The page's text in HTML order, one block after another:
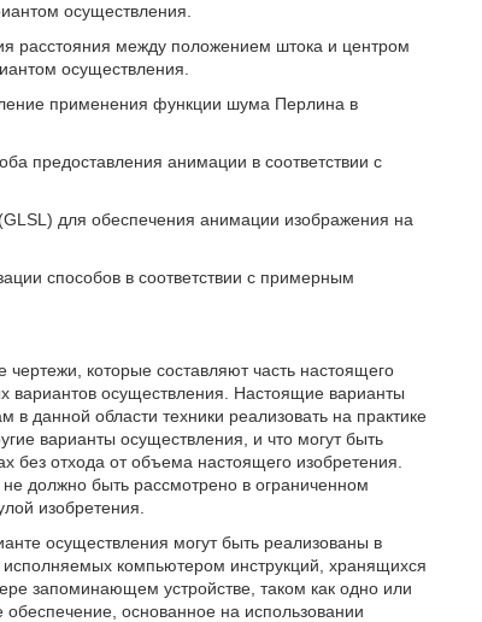
осуществления.
расстояния между положением штока и центром
осуществления.
применения функции шума Перлина в
предоставления анимации в соответствии с
для обеспечения анимации изображения на
способов в соответствии с примерным
которые составляют часть настоящего
вариантов осуществления. Настоящие варианты
данной области техники реализовать на практике
варианты осуществления, и что могут быть
без отхода от объема настоящего изобретения.
должно быть рассмотрено в ограниченном
изобретения.
осуществления могут быть реализованы в
компьютером инструкций, хранящихся
запоминающем устройстве, таком как одно или
основанное на использовании